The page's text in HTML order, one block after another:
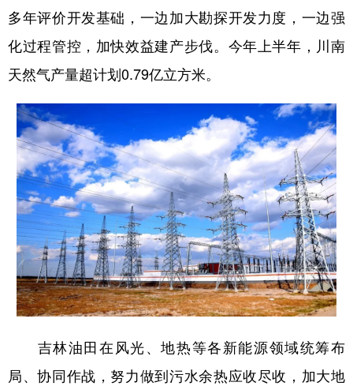
多年评价开发基础，一边加大勘探开发力度，一边强
化过程管控，加快效益建产步伐。今年上半年，川南
天然气产量超计划0.79亿立方米。
吉林油田在风光、地热等各新能源领域统筹布
局、协同作战，努力做到污水余热应收尽收，加大地